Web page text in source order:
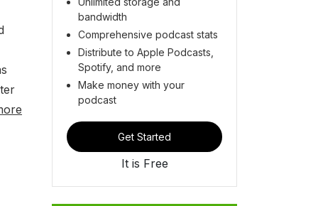
bandwidth
Comprehensive podcast stats
Distribute to Apple Podcasts,
Spotify, and more
Make money with your
podcast
Get Started
It is Free